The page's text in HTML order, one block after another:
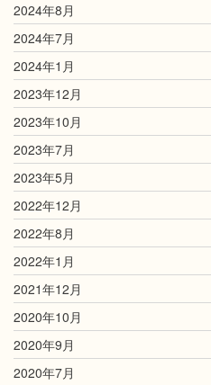
2024年8月
2024年7月
2024年1月
2023年12月
2023年10月
2023年7月
2023年5月
2022年12月
2022年8月
2022年1月
2021年12月
2020年10月
2020年9月
2020年7月